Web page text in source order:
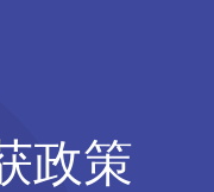
政策